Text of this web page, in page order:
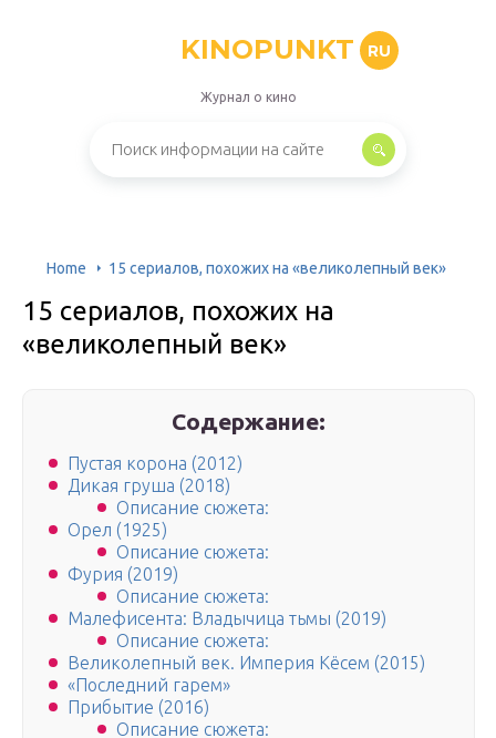
KINOPUNKT RU
Журнал о кино
Home 15 сериалов, похожих на «великолепный век»
15 сериалов, похожих на
«великолепный век»
Содержание:
Пустая корона (2012)
Дикая груша (2018)
Описание сюжета:
Орел (1925)
Описание сюжета:
Фурия (2019)
Описание сюжета:
Малефисента: Владычица тьмы (2019)
Описание сюжета:
Великолепный век. Империя Кёсем (2015)
«Последний гарем»
Прибытие (2016)
Описание сюжета: